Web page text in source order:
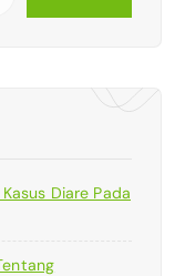
Diare Pada